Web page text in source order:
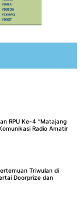
RPU Ke-4 “Matajang
Radio Amatir
Triwulan di
Doorprize dan